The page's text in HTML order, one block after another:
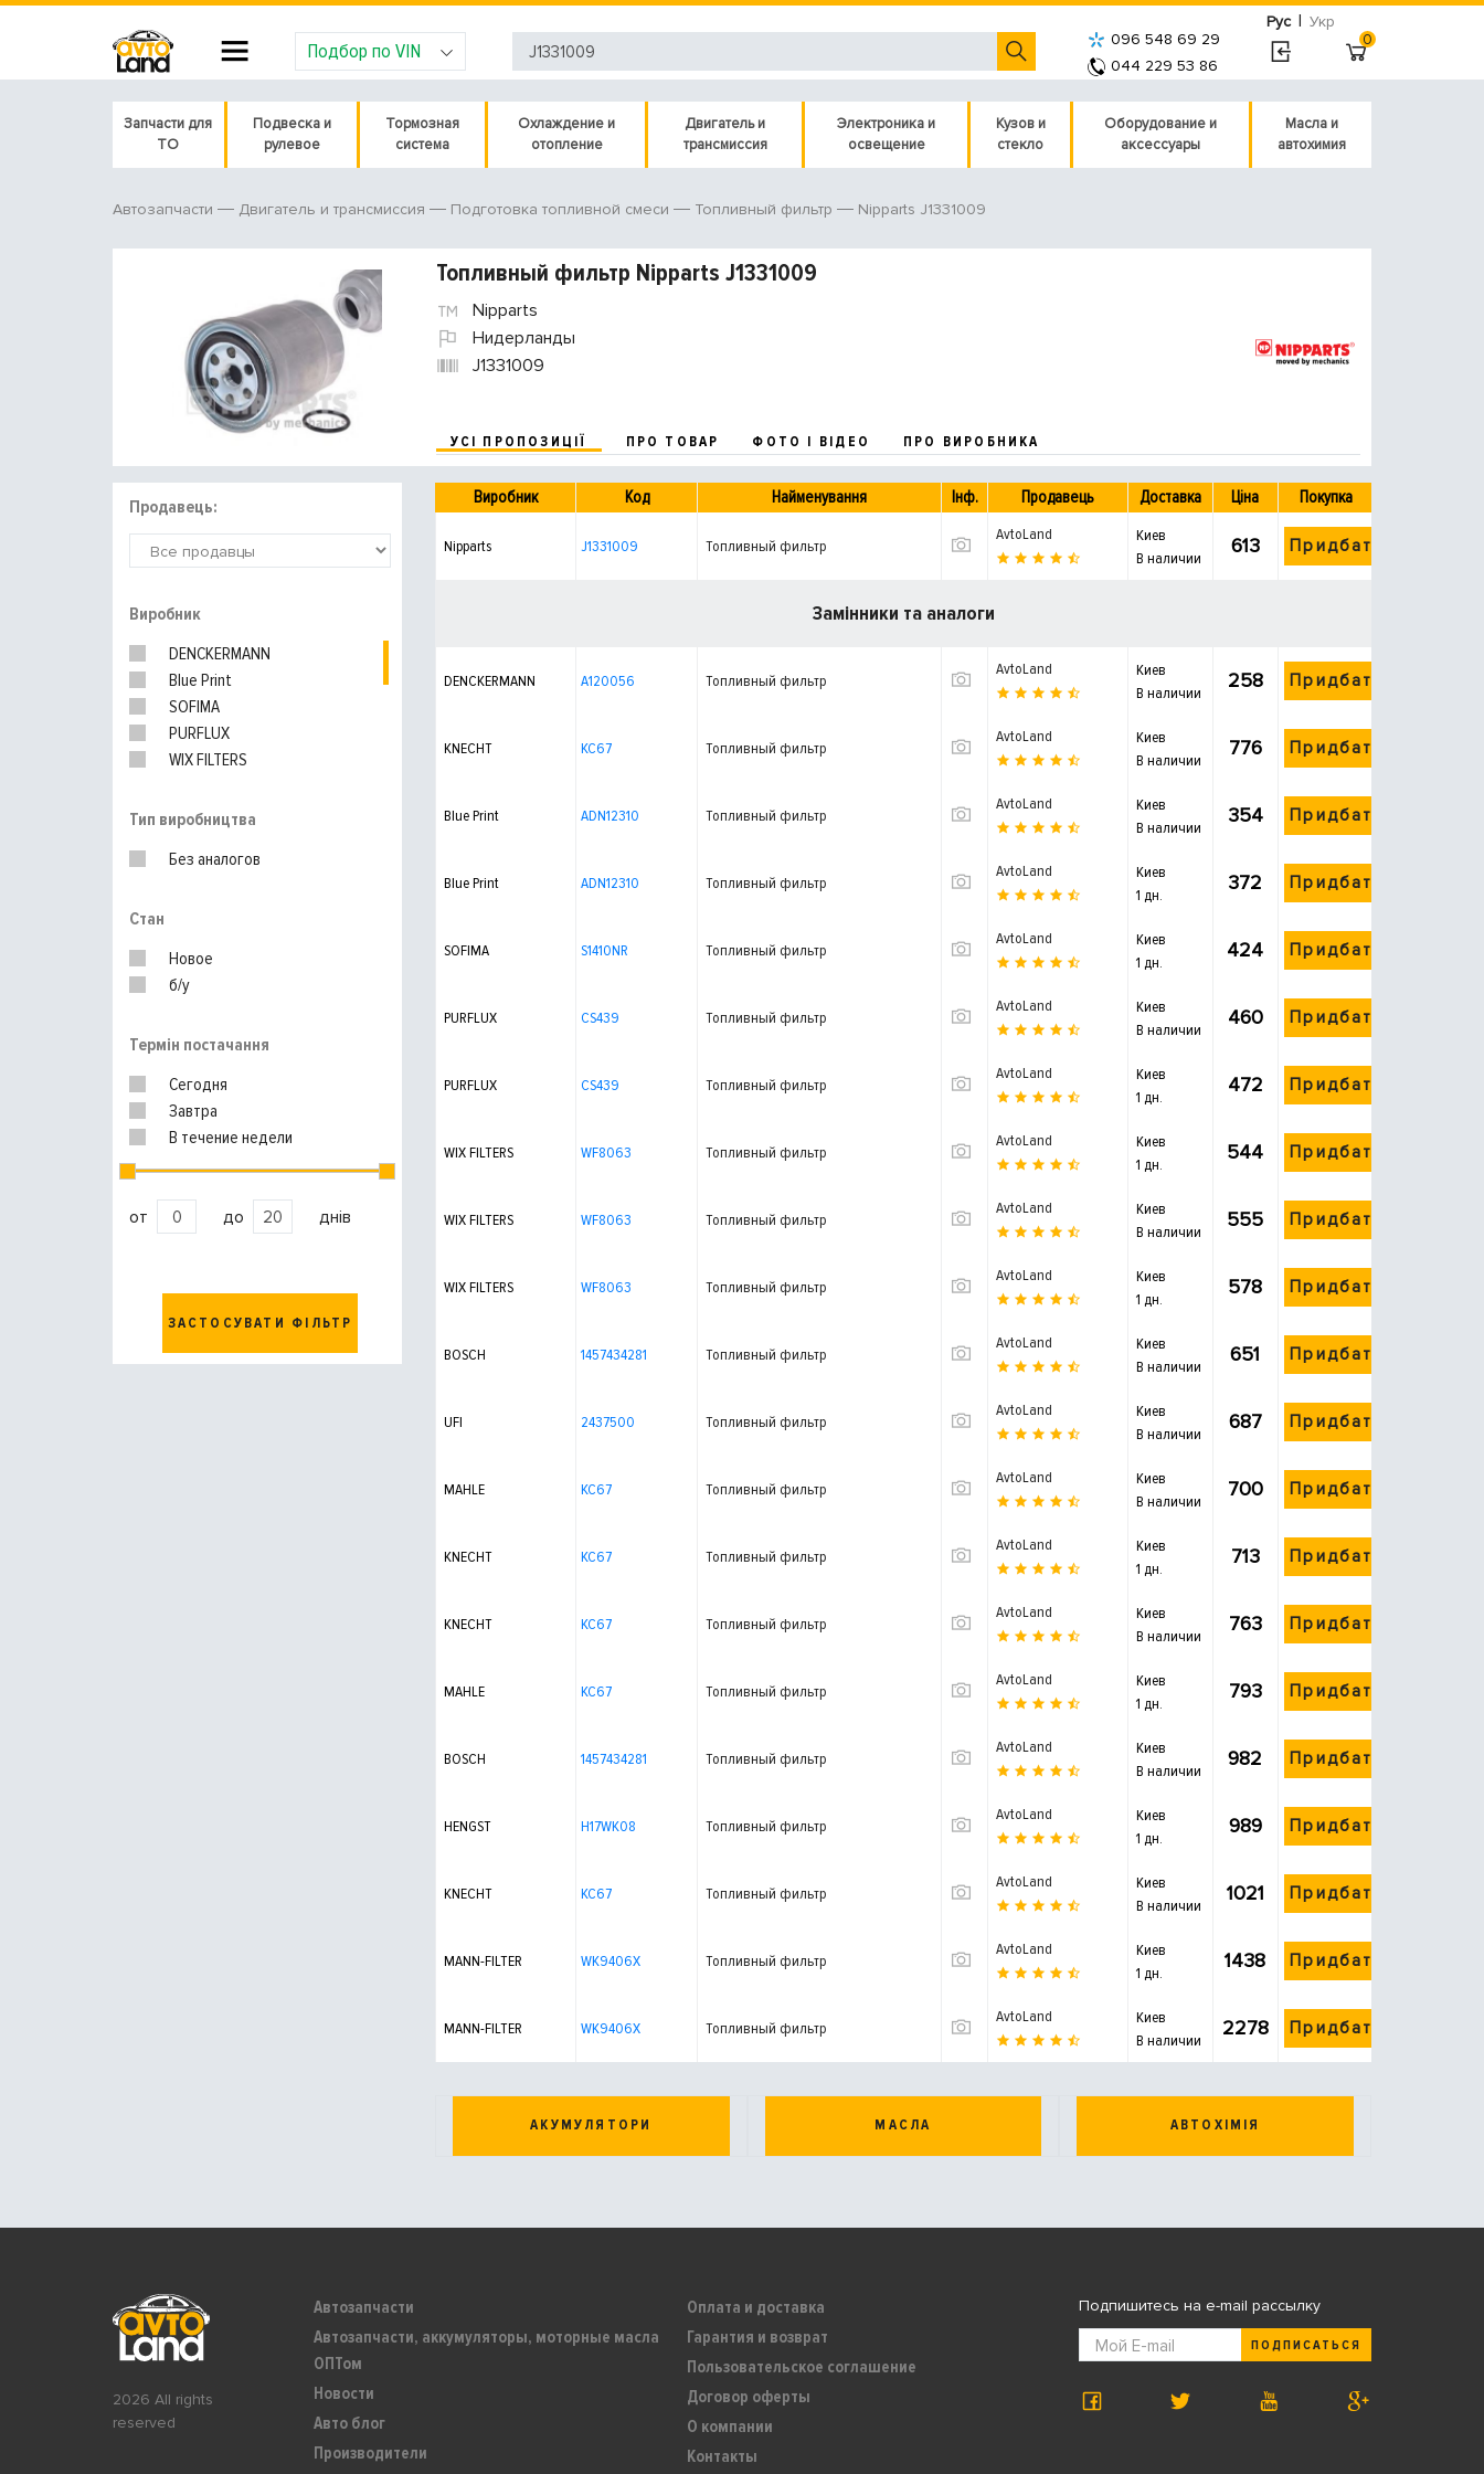
Рус | Укр
Подбор по VIN
096 548 69 29
044 229 53 86
0
Запчасти для
ТО
Подвеска и
рулевое
Тормозная
система
Охлаждение и
отопление
Двигатель и
трансмиссия
Электроника и
освещение
Кузов и
стекло
Оборудование и
аксессуары
Масла и
автохимия
Автозапчасти Двигатель и трансмиссия Подготовка топливной смеси Топливный фильтр Nipparts J1331009
Топливный фильтр Nipparts J1331009
Nipparts
Нидерланды
J1331009
УСІ ПРОПОЗИЦІЇ ПРО ТОВАР ФОТО І ВІДЕО ПРО ВИРОБНИКА
Продавець:
Виробник
DENCKERMANN
Blue Print
SOFIMA
PURFLUX
WIX FILTERS
MAHLE
BOSCH
Тип виробництва
Без аналогов
Стан
Новое
б/у
Термін постачання
Сегодня
Завтра
В течение недели
от до днів
ЗАСТОСУВАТИ ФІЛЬТР
Виробник Код Найменування Інф. Продавець Доставка Ціна Покупка
Nipparts J1331009 Топливный фильтр
AvtoLand
Киев
В наличии
613 Придбати
Замінники та аналоги
DENCKERMANN A120056 Топливный фильтр
AvtoLand
Киев
В наличии
258 Придбати
KNECHT KC67 Топливный фильтр
AvtoLand
Киев
В наличии
776 Придбати
Blue Print ADN12310 Топливный фильтр
AvtoLand
Киев
В наличии
354 Придбати
Blue Print ADN12310 Топливный фильтр
AvtoLand
Киев
1 дн.
372 Придбати
SOFIMA S1410NR Топливный фильтр
AvtoLand
Киев
1 дн.
424 Придбати
PURFLUX CS439 Топливный фильтр
AvtoLand
Киев
В наличии
460 Придбати
PURFLUX CS439 Топливный фильтр
AvtoLand
Киев
1 дн.
472 Придбати
WIX FILTERS WF8063 Топливный фильтр
AvtoLand
Киев
1 дн.
544 Придбати
WIX FILTERS WF8063 Топливный фильтр
AvtoLand
Киев
В наличии
555 Придбати
WIX FILTERS WF8063 Топливный фильтр
AvtoLand
Киев
1 дн.
578 Придбати
BOSCH 1457434281 Топливный фильтр
AvtoLand
Киев
В наличии
651 Придбати
UFI 2437500 Топливный фильтр
AvtoLand
Киев
В наличии
687 Придбати
MAHLE KC67 Топливный фильтр
AvtoLand
Киев
В наличии
700 Придбати
KNECHT KC67 Топливный фильтр
AvtoLand
Киев
1 дн.
713 Придбати
KNECHT KC67 Топливный фильтр
AvtoLand
Киев
В наличии
763 Придбати
MAHLE KC67 Топливный фильтр
AvtoLand
Киев
1 дн.
793 Придбати
BOSCH 1457434281 Топливный фильтр
AvtoLand
Киев
В наличии
982 Придбати
HENGST H17WK08 Топливный фильтр
AvtoLand
Киев
1 дн.
989 Придбати
KNECHT KC67 Топливный фильтр
AvtoLand
Киев
В наличии
1021 Придбати
MANN-FILTER WK9406X Топливный фильтр
AvtoLand
Киев
1 дн.
1438 Придбати
MANN-FILTER WK9406X Топливный фильтр
AvtoLand
Киев
В наличии
2278 Придбати
АКУМУЛЯТОРИ МАСЛА АВТОХІМІЯ
2026 All rights
reserved
Автозапчасти
Автозапчасти, аккумуляторы, моторные масла
ОПТом
Новости
Авто блог
Производители
Оплата и доставка
Гарантия и возврат
Пользовательское соглашение
Договор оферты
О компании
Контакты
Подпишитесь на e-mail рассылку
ПОДПИСАТЬСЯ